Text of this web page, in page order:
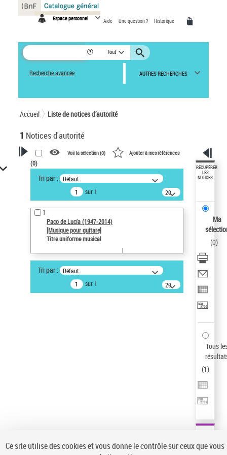
Espace personnel Aide Une question ? Historique
Tout
Recherche avancée AUTRES RECHERCHES
Accueil Liste de notices d’autorité
1 Notices d'autorité
VOTRE RECHERCHE
Recherche avancée dans les
notices d’autorité
Œuvres liées à l'auteur :
Paco de Lucía (1947-2014)
Sauvegarder votre recherche
AFFINER
Type de notice d'autorité
Voir la sélection (0) Ajouter à mes références
(0)
Tri par : Défaut
sur 1
20
résultats/page
1
Paco de Lucía (1947-2014)
[Musique pour guitare]
Titre uniforme musical
Tri par : Défaut
sur 1
20
résultats/page
RÉCUPÉRER
LES
NOTICES
Ma
(0)
Tous
(1)
Panneau de gestion des cookies
Ce site utilise des cookies et vous donne le contrôle sur ceux que vous